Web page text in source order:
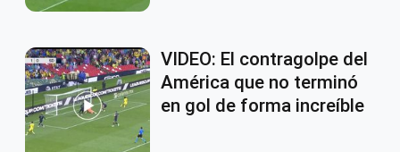
VIDEO: El contragolpe del
América que no terminó
en gol de forma increíble